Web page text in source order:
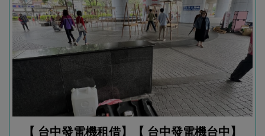
【 台中發電機租借】【 台中發電機台中】